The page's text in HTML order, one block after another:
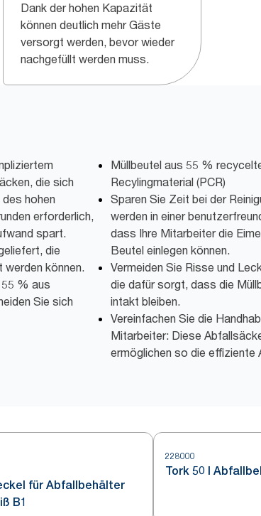
Dank der hohen Kapazität
können deutlich mehr Gäste
versorgt werden, bevor wieder
nachgefüllt werden muss.
die sich
hohen
erforderlich,
spart.
die
werden können.
% aus
Sie sich
Müllbeutel aus 55 %
Recylingmaterial (PCR)
Sparen Sie Zeit bei der
werden in einer
dass Ihre Mitarbeiter die
Beutel einlegen können.
Vermeiden Sie Risse und
die dafür sorgt, dass die
intakt bleiben.
Vereinfachen Sie die
Mitarbeiter: Diese
ermöglichen so die effiziente
für Abfallbehälter
B1
228000
Tork 50 l